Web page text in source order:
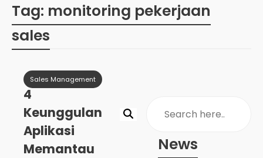
Tag: monitoring pekerjaan
sales
Sales Management
4
Keunggulan
Aplikasi
Memantau
News